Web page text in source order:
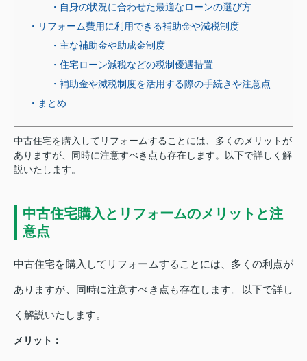
・自身の状況に合わせた最適なローンの選び方
・リフォーム費用に利用できる補助金や減税制度
・主な補助金や助成金制度
・住宅ローン減税などの税制優遇措置
・補助金や減税制度を活用する際の手続きや注意点
・まとめ
中古住宅を購入してリフォームすることには、多くのメリットが
ありますが、同時に注意すべき点も存在します。以下で詳しく解
説いたします。
中古住宅購入とリフォームのメリットと注
意点
中古住宅を購入してリフォームすることには、多くの利点が
ありますが、同時に注意すべき点も存在します。以下で詳し
く解説いたします。
メリット：